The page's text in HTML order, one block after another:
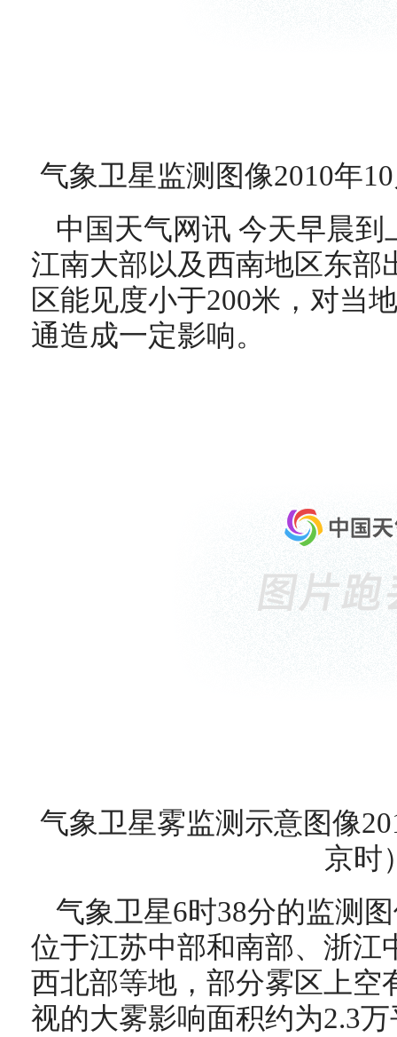
气象卫星监测图像2010年
中国天气网讯 今天早晨
江南大部以及西南地区东部
区能见度小于200米，对当
通造成一定影响。
气象卫星雾监测示意图像
京时
气象卫星6时38分的监测
位于江苏中部和南部、浙江
西北部等地，部分雾区上空
视的大雾影响面积约为2.3